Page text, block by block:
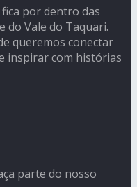
por dentro das
do Vale do Taquari.
queremos conectar
inspirar com histórias
parte do nosso